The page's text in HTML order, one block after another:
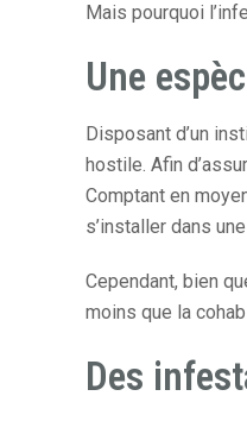
Mais pourquoi
Une
Disposant d’un
hostile. Afin
Comptant en
s’installer dans
Cependant, bien
moins que la
Des